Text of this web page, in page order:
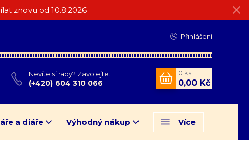
znovu od 10.8.2026
Přihlášení
Nevíte si rady? Zavolejte.
(+420) 604 310 066
0 ks
0,00 Kč
a diáře Výhodný nákup Více